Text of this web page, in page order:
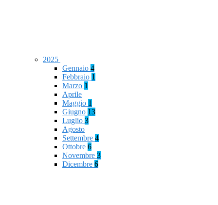
2025
Gennaio 4
Febbraio 1
Marzo 1
Aprile
Maggio 1
Giugno 13
Luglio 3
Agosto
Settembre 4
Ottobre 6
Novembre 3
Dicembre 6